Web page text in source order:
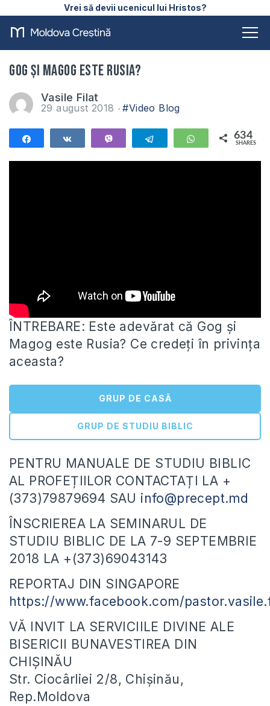
Vrei să devii ucenicul lui Hristos?
Gog și Magog este Rusia?
Vasile Filat
29 august 2018 #Video Blog
Telegram WhatsApp
634
SHARES
ÎNTREBARE: Este adevărat că Gog și
Magog este Rusia? Ce credeți în privința
aceasta?
GRUP DE CASĂ
GRUP DE STUDIU BIBLIC
PENTRU MANUALE DE STUDIU BIBLIC
AL PROFEȚIILOR CONTACTAȚI LA +
(373)79879694 SAU info@precept.md
ÎNSCRIEREA LA SEMINARUL DE
STUDIU BIBLIC DE LA 7-9 SEPTEMBRIE
2018 LA +(373)69043143
REPORTAJ DIN SINGAPORE
https://www.facebook.com/
VĂ INVIT LA SERVICIILE DIVINE ALE
BISERICII BUNAVESTIREA DIN
CHIȘINĂU
Str. Ciocârliei 2/8, Chișinău,
Rep.Moldova